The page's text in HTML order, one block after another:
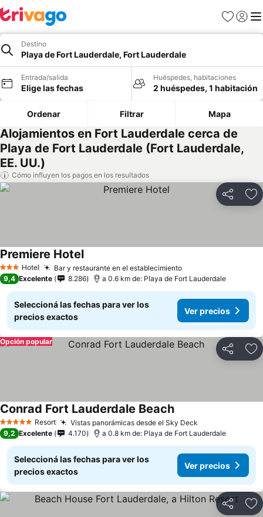
Favoritos
Iniciar
Destino
Playa de Fort Lauderdale, Fort Lauderdale
Entrada/salida
Elige las fechas
Huéspedes, habitaciones
2 huéspedes, 1 habitación
Ordenar Filtrar Mapa
Alojamientos en Fort Lauderdale cerca de
Playa de Fort Lauderdale (Fort Lauderdale,
EE. UU.)
Cómo influyen los pagos en los resultados
Compartir
3 Estrellas
Hotel Bar y restaurante en el establecimientoVer precios
Premiere HotelVer precios
9,4 Excelente 8.286 a 0.6 km de: Playa de Fort Lauderdale
Seleccioná las fechas para ver los
precios exactos
Ver precios
Compartir
Opción popular
5 Estrellas Resort Vistas panorámicas desde el Sky Deck
Conrad Fort Lauderdale BeachVer precios
9,2 Excelente 4.170 a 0.8 km de: Playa de Fort Lauderdale
Seleccioná las fechas para ver los
precios exactos
Ver precios
Compartir